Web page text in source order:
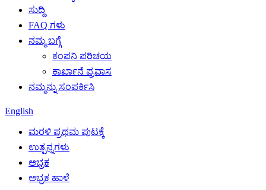
ಸುದ್ದಿ
FAQ ಗಳು
ನಮ್ಮ ಬಗ್ಗೆ
ಕಂಪನಿ ಪರಿಚಯ
ಕಾರ್ಖಾನೆ ಪ್ರವಾಸ
ನಮ್ಮನ್ನು ಸಂಪರ್ಕಿಸಿ
English
ಮರಳಿ ಪ್ರಥಮ ಪುಟಕ್ಕೆ
ಉತ್ಪನ್ನಗಳು
ಅಭ್ರಕ
ಅಭ್ರಕ ಹಾಳೆ